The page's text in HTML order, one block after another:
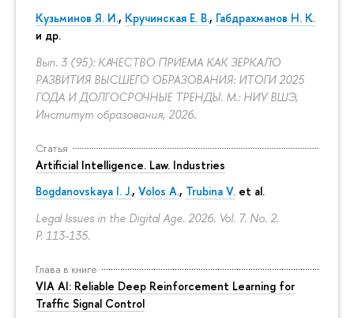
Кузьминов Я. И., Кручинская Е. В., Габдрахманов Н. К.
и др.
Вып. 3 (95): КАЧЕСТВО ПРИЕМА КАК ЗЕРКАЛО
РАЗВИТИЯ ВЫСШЕГО ОБРАЗОВАНИЯ: ИТОГИ 2025
ГОДА И ДОЛГОСРОЧНЫЕ ТРЕНДЫ. М.: НИУ ВШЭ,
Институт образования, 2026.
Статья
Artificial Intelligence. Law. Industries
Bogdanovskaya I. J., Volos A., Trubina V. et al.
Legal Issues in the Digital Age. 2026. Vol. 7. No. 2.
P. 113-135.
Глава в книге
VIA AI: Reliable Deep Reinforcement Learning for
Traffic Signal Control